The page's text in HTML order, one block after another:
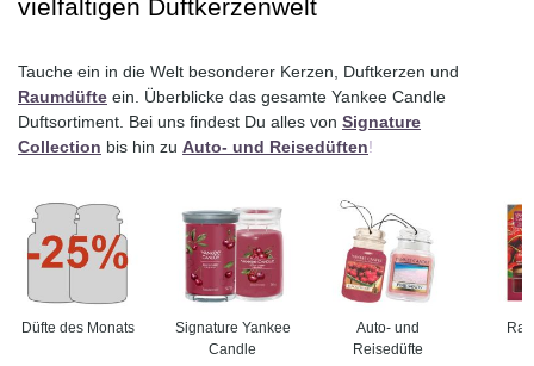
vielfältigen Duftkerzenwelt
Tauche ein in die Welt besonderer Kerzen, Duftkerzen und
Raumdüfte ein. Überblicke das gesamte Yankee Candle
Duftsortiment. Bei uns findest Du alles von Signature
Collection bis hin zu Auto- und Reisedüften!
Düfte des Monats
Signature Yankee
Candle
Auto- und
Reisedüfte